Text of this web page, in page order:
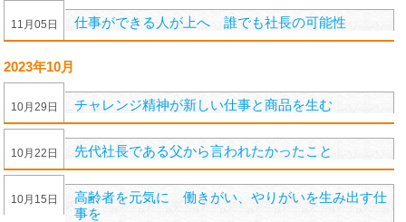
11 月 05 日 仕事ができる人が上へ 誰でも社長の可能性
2023年10月
10月 29 日 チャレンジ精神が新しい仕事と商品を生む
10月 22 日 先代社長である父から言われたかったこと
10月 15 日
高齢者を元気に 働きがい、やりがいを生み出す仕
事を